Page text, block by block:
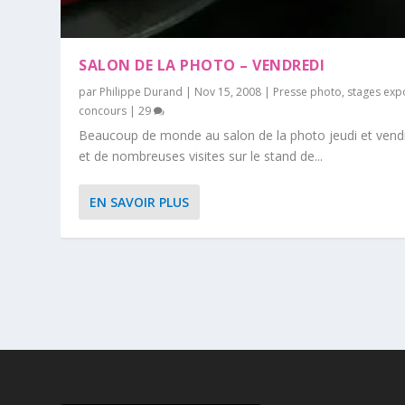
SALON DE LA PHOTO – VENDREDI
par Philippe Durand | Nov 15, 2008 | Presse photo, stages
concours |29
Beaucoup de monde au salon de la photo jeudi et
et de nombreuses visites sur le stand de...
EN SAVOIR PLUS